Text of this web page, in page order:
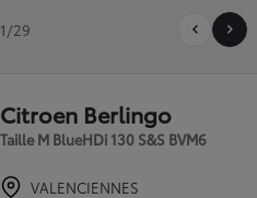
1/29
Citroen Berlingo
Taille M BlueHDi 130 S&S BVM6
VALENCIENNES